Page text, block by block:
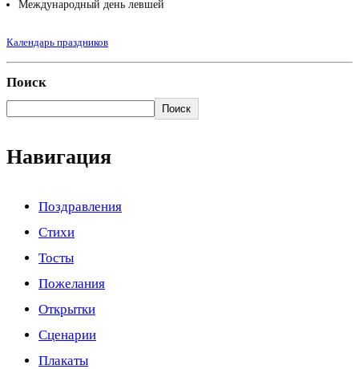
Международный день левшей
Календарь праздников
Поиск
Поиск
Навигация
Поздравления
Стихи
Тосты
Пожелания
Открытки
Сценарии
Плакаты